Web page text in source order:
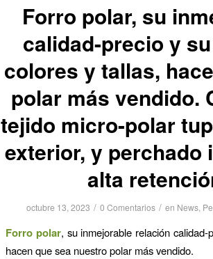
Forro polar, su
calidad-precio y
colores y tallas,
polar más vendido.
tejido micro-polar
exterior, y perchado
alta
octubre 13, 2023 / 0 Comentarios / en News,
Forro polar, su inmejorable relación
hacen que sea nuestro polar más vendido.